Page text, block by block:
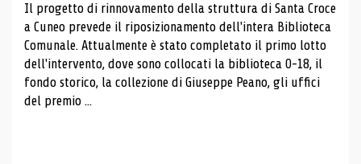
Il progetto di rinnovamento della struttura di Santa Croce
a Cuneo prevede il riposizionamento dell'intera Biblioteca
Comunale. Attualmente è stato completato il primo lotto
dell'intervento, dove sono collocati la biblioteca 0-18, il
fondo storico, la collezione di Giuseppe Peano, gli uffici
del premio ...